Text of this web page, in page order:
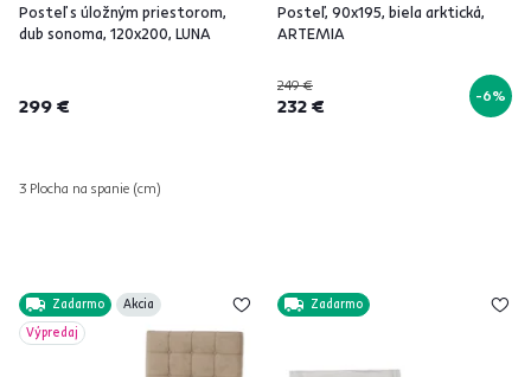
Posteľ s úložným priestorom,
dub sonoma, 120x200, LUNA
299 €
3 Plocha na spanie (cm)
Posteľ, 90x195, biela arktická,
ARTEMIA
249 €
232 € -6%
Zadarmo
Akcia
Výpredaj
Zadarmo